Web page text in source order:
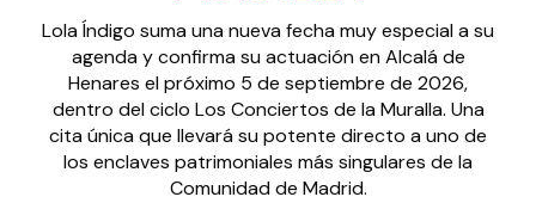
Lola Índigo suma una nueva fecha muy especial a su
agenda y confirma su actuación en Alcalá de
Henares el próximo 5 de septiembre de 2026,
dentro del ciclo Los Conciertos de la Muralla. Una
cita única que llevará su potente directo a uno de
los enclaves patrimoniales más singulares de la
Comunidad de Madrid.